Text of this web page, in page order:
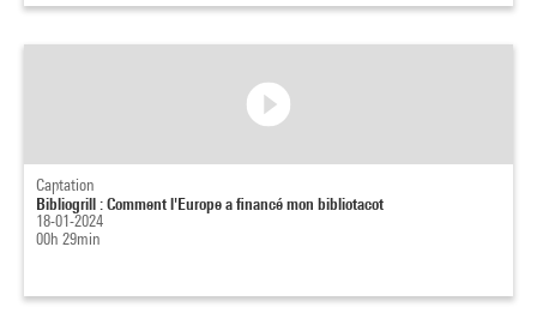
Captation
Bibliogrill : Comment l'Europe a financé mon bibliotacot
18-01-2024
00h 29min